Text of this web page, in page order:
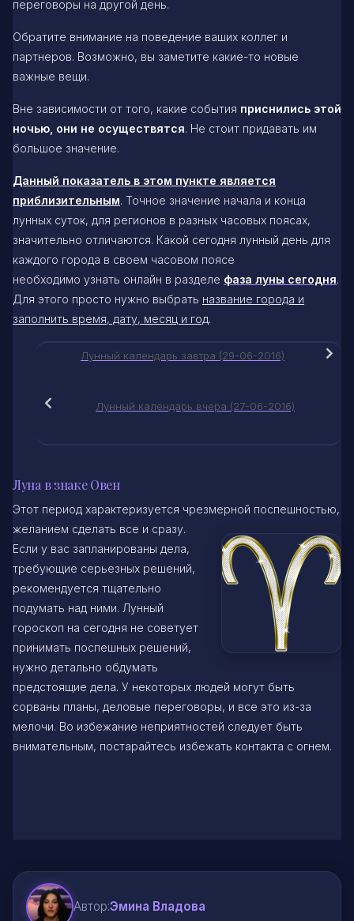
переговоры на другой день.
Обратите внимание на поведение ваших коллег и
партнеров. Возможно, вы заметите какие-то новые
важные вещи.
Вне зависимости от того, какие события приснились этой
ночью, они не осуществятся. Не стоит придавать им
большое значение.
Данный показатель в этом пункте является
приблизительным. Точное значение начала и конца
лунных суток, для регионов в разных часовых поясах,
значительно отличаются. Какой сегодня лунный день для
каждого города в своем часовом поясе
необходимо узнать онлайн в разделе фаза луны сегодня.
Для этого просто нужно выбрать название города и
заполнить время, дату, месяц и год.
Лунный календарь завтра (29-06-2016)
Лунный календарь вчера (27-06-2016)
Луна в знаке Овен
Этот период характеризуется чрезмерной поспешностью,
желанием сделать все и сразу.
Если у вас запланированы дела,
требующие серьезных решений,
рекомендуется тщательно
подумать над ними. Лунный
гороскоп на сегодня не советует
принимать поспешных решений,
нужно детально обдумать
предстоящие дела. У некоторых людей могут быть
сорваны планы, деловые переговоры, и все это из-за
мелочи. Во избежание неприятностей следует быть
внимательным, постарайтесь избежать контакта с огнем.
Автор:Эмина Владова